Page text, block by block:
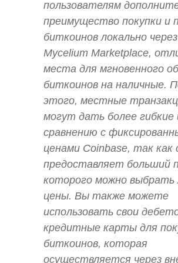
пользователям
преимущество покупки и
биткоинов локально через
Mycelium Marketplace,
места для мгновенного
биткоинов на наличные.
этого, местные
могут дать более гибкие
сравнению с
ценами Coinbase, так как
предоставляет больший
которого можно выбрать
цены. Вы также можете
использовать свои
кредитные карты для
биткоинов, которая
осуществляется через